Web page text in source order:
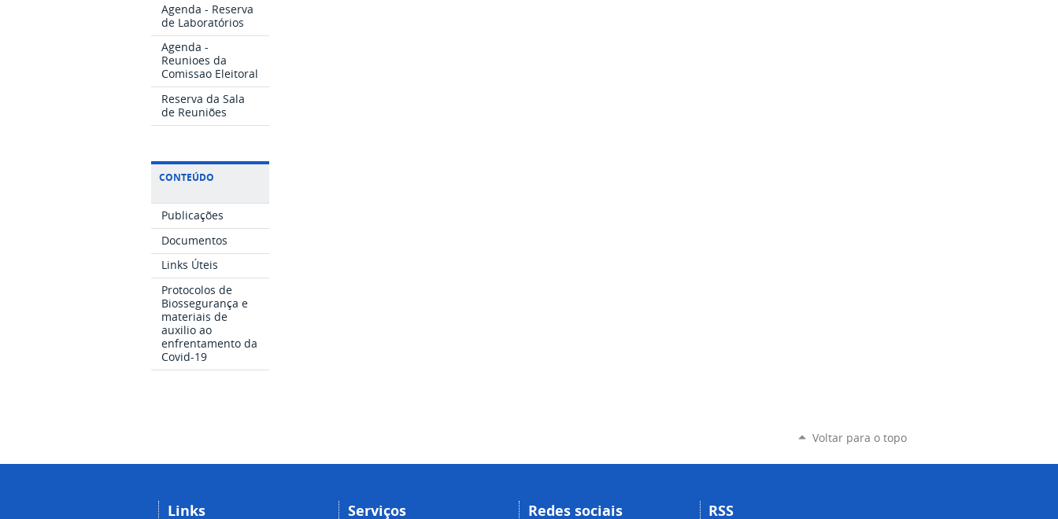
Agenda - Reserva
de Laboratórios
Agenda -
Reunioes da
Comissao Eleitoral
Reserva da Sala
de Reuniões
CONTEÚDO
Publicações
Documentos
Links Úteis
Protocolos de
Biossegurança e
materiais de
auxilio ao
enfrentamento da
Covid-19
Voltar para o topo
Links Serviços Redes sociais RSS